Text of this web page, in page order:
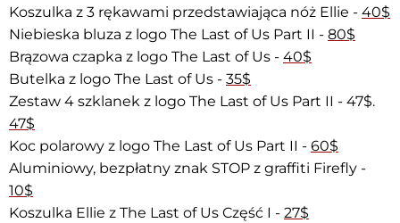
Koszulka z 3 rękawami przedstawiająca nóż Ellie - 40$
Niebieska bluza z logo The Last of Us Part II - 80$
Brązowa czapka z logo The Last of Us - 40$
Butelka z logo The Last of Us - 35$
Zestaw 4 szklanek z logo The Last of Us Part II - 47$.
47$
Koc polarowy z logo The Last of Us Part II - 60$
Aluminiowy, bezpłatny znak STOP z graffiti Firefly -
10$
Koszulka Ellie z The Last of Us Część I - 27$